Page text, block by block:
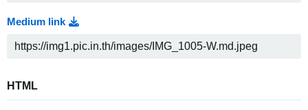
Medium link
HTML